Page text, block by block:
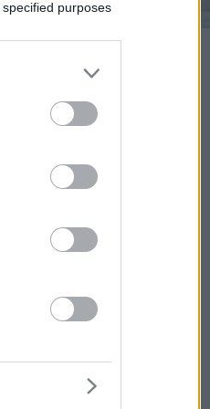
purposes
és a
az EU
vapek (e-
ben
dohánypiac
a
várható
az